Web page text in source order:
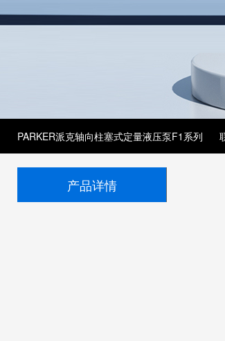
PARKER派克轴向柱塞式定量液压泵F1系列
产品详情